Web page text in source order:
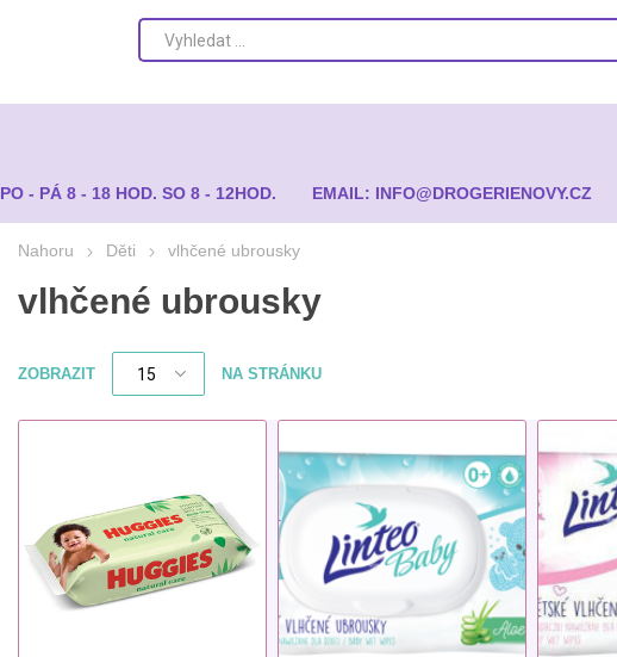
PO - PÁ 8 - 18 HOD. SO 8 - 12HOD. EMAIL: INFO@DROGERIENOVY.CZ
Nahoru Děti vlhčené ubrousky
vlhčené ubrousky
ZOBRAZIT NA STRÁNKU